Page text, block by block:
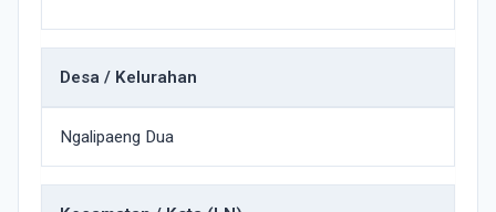
Desa / Kelurahan
Ngalipaeng Dua